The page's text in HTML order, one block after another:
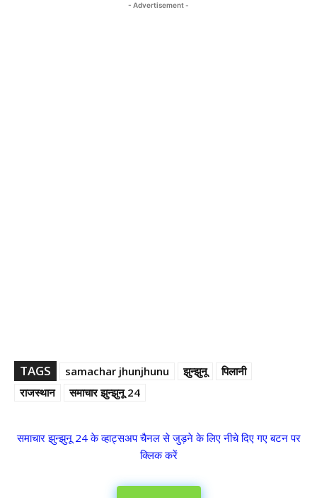
- Advertisement -
TAGS samachar jhunjhunu झुन्झुनू
पिलानी
राजस्थान
समाचार झुन्झुनू 24
समाचार झुन्झुनू 24 के व्हाट्सअप चैनल से जुड़ने के लिए नीचे दिए गए बटन पर
क्लिक करें